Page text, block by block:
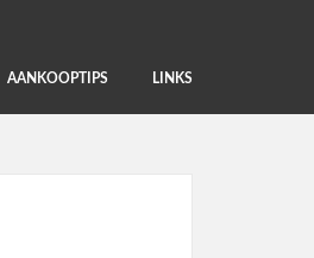
AANKOOPTIPS LINKS